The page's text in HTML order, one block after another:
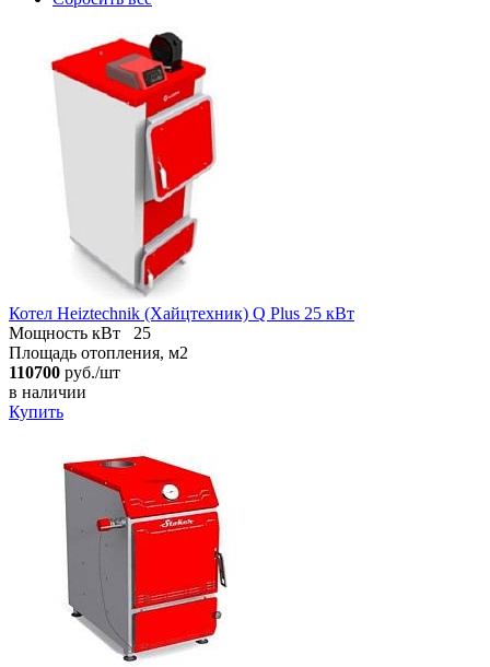
Котел Heiztechnik (Хайцтехник) Q Plus 25 кВт
Мощность кВт
25
Площадь отопления, м2
110700 руб./шт
в наличии
Купить